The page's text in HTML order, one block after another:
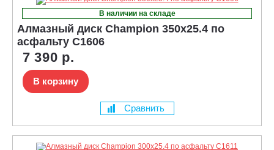
В наличии на складе
Алмазный диск Champion 350x25.4 по
асфальту C1606
7 390 р.
В корзину
Сравнить